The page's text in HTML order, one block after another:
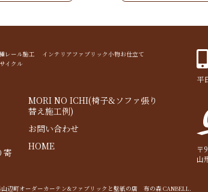
ール施工 インテリアファブリック小物お仕立て
イクル
寄
MORI NO ICHI(椅子&ソファ張り
替え施工例)
お問い合わせ
HOME
平
〒
山
辺町オーダーカーテン&ファブリックと壁紙の店 布の森 CANBELL.